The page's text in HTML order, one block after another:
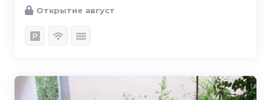
Открытие август